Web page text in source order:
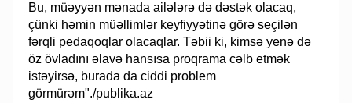
Bu, müəyyən mənada ailələrə də dəstək olacaq,
çünki həmin müəllimlər keyfiyyətinə görə seçilən
fərqli pedaqoqlar olacaqlar. Təbii ki, kimsə yenə də
öz övladını əlavə hansısa proqrama cəlb etmək
istəyirsə, burada da ciddi problem
görmürəm"./publika.az